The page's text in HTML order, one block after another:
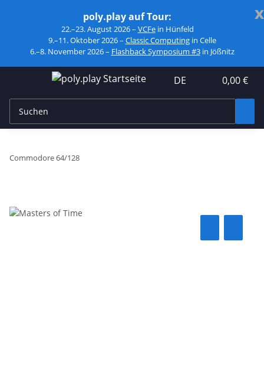
x
poly.play auf Tour:
22.–23. August 2026 – VCFein Hünfeld
9.–11. Oktober 2026 – Classic Computingin Celle
6.–8. November 2026 – Flashback Symposium #3in Jößnitz
DE 0,00 €
Commodore 64/128